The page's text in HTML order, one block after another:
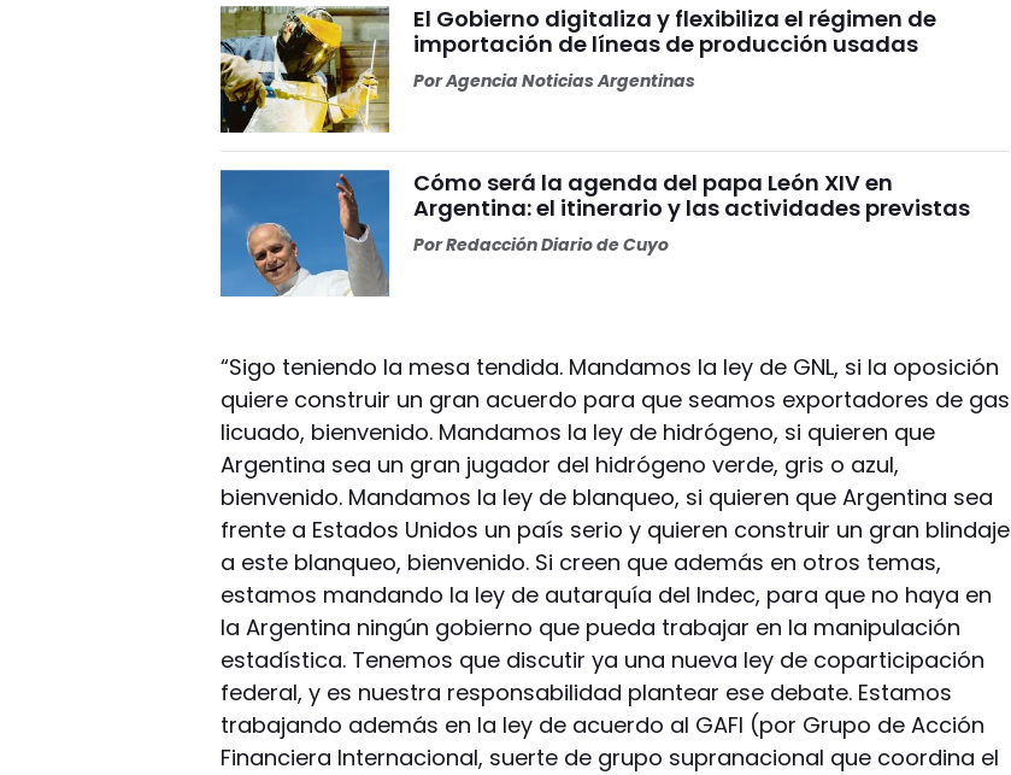
El Gobierno digitaliza y flexibiliza el régimen de
importación de líneas de producción usadas
PorAgencia Noticias Argentinas
Cómo será la agenda del papa León XIV en
Argentina: el itinerario y las actividades previstas
PorRedacción Diario de Cuyo
“Sigo teniendo la mesa tendida. Mandamos la ley de GNL, si la oposición
quiere construir un gran acuerdo para que seamos exportadores de gas
licuado, bienvenido. Mandamos la ley de hidrógeno, si quieren que
Argentina sea un gran jugador del hidrógeno verde, gris o azul,
bienvenido. Mandamos la ley de blanqueo, si quieren que Argentina sea
frente a Estados Unidos un país serio y quieren construir un gran blindaje
a este blanqueo, bienvenido. Si creen que además en otros temas,
estamos mandando la ley de autarquía del Indec, para que no haya en
la Argentina ningún gobierno que pueda trabajar en la manipulación
estadística. Tenemos que discutir ya una nueva ley de coparticipación
federal, y es nuestra responsabilidad plantear ese debate. Estamos
trabajando además en la ley de acuerdo al GAFI (por Grupo de Acción
Financiera Internacional, suerte de grupo supranacional que coordina el